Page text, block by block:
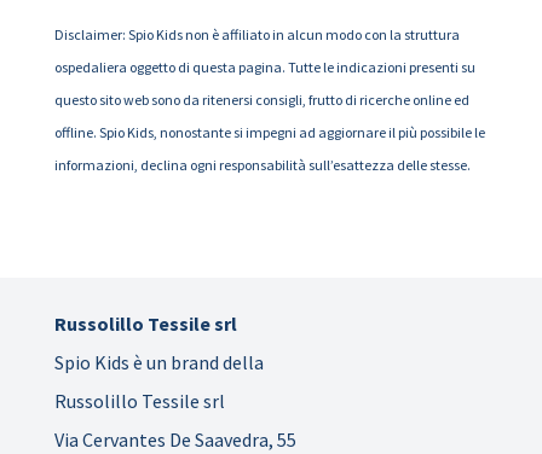
Disclaimer: Spio Kids non è affiliato in alcun modo con la struttura
ospedaliera oggetto di questa pagina. Tutte le indicazioni presenti su
questo sito web sono da ritenersi consigli, frutto di ricerche online ed
offline. Spio Kids, nonostante si impegni ad aggiornare il più possibile le
informazioni, declina ogni responsabilità sull’esattezza delle stesse.
Russolillo Tessile srl
Spio Kids è un brand della
Russolillo Tessile srl
Via Cervantes De Saavedra, 55